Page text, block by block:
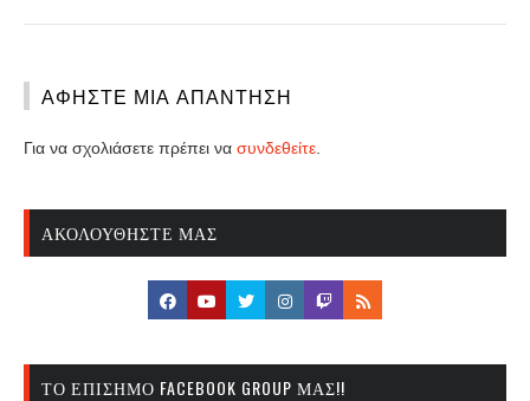
ΑΦΉΣΤΕ ΜΙΑ ΑΠΆΝΤΗΣΗ
Για να σχολιάσετε πρέπει να συνδεθείτε
ΑΚΟΛΟΥΘΉΣΤΕ ΜΑΣ
ΤΟ ΕΠΊΣΗΜΟ FACEBOOK GROUP ΜΑΣ!!